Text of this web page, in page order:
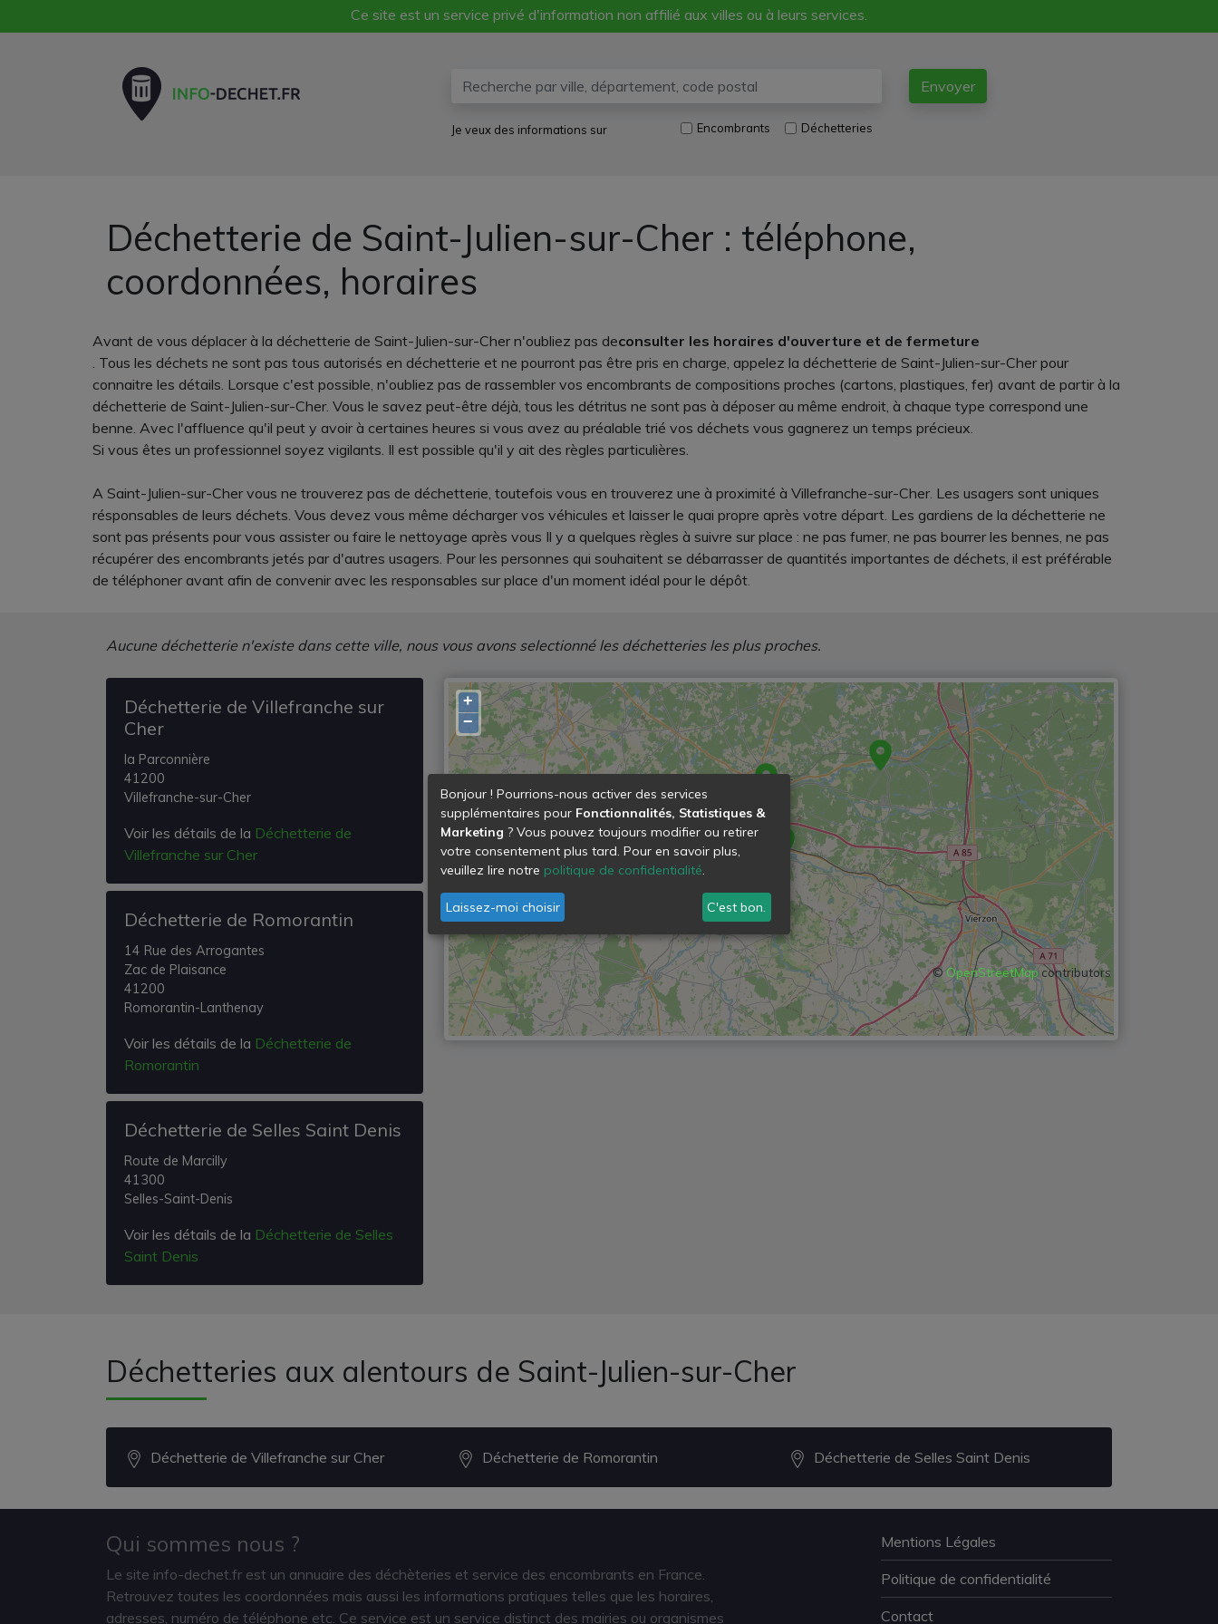
Ce site est un service privé d'information non affilié aux villes ou à leurs services.
Envoyer
Je veux des informations sur Encombrants Déchetteries
Déchetterie de Saint-Julien-sur-Cher : téléphone,
coordonnées, horaires
Avant de vous déplacer à la déchetterie de Saint-Julien-sur-Cher n'oubliez pas deconsulter les horaires d'ouverture et de fermeture
. Tous les déchets ne sont pas tous autorisés en déchetterie et ne pourront pas être pris en charge, appelez la déchetterie de Saint-Julien-sur-Cher pour
connaitre les détails. Lorsque c'est possible, n'oubliez pas de rassembler vos encombrants de compositions proches (cartons, plastiques, fer) avant de partir à la
déchetterie de Saint-Julien-sur-Cher. Vous le savez peut-être déjà, tous les détritus ne sont pas à déposer au même endroit, à chaque type correspond une
benne. Avec l'affluence qu'il peut y avoir à certaines heures si vous avez au préalable trié vos déchets vous gagnerez un temps précieux.
Si vous êtes un professionnel soyez vigilants. Il est possible qu'il y ait des règles particulières.
A Saint-Julien-sur-Cher vous ne trouverez pas de déchetterie, toutefois vous en trouverez une à proximité à Villefranche-sur-Cher. Les usagers sont uniques
résponsables de leurs déchets. Vous devez vous même décharger vos véhicules et laisser le quai propre après votre départ. Les gardiens de la déchetterie ne
sont pas présents pour vous assister ou faire le nettoyage après vous Il y a quelques règles à suivre sur place : ne pas fumer, ne pas bourrer les bennes, ne pas
récupérer des encombrants jetés par d'autres usagers. Pour les personnes qui souhaitent se débarrasser de quantités importantes de déchets, il est préférable
de téléphoner avant afin de convenir avec les responsables sur place d'un moment idéal pour le dépôt.
Aucune déchetterie n'existe dans cette ville, nous vous avons selectionné les déchetteries les plus proches.
Déchetterie de Villefranche sur
Cher
la Parconnière
41200
Villefranche-sur-Cher
Voir les détails de la Déchetterie de
Villefranche sur Cher
Déchetterie de Romorantin
14 Rue des Arrogantes
Zac de Plaisance
41200
Romorantin-Lanthenay
Voir les détails de la Déchetterie de
Romorantin
Déchetterie de Selles Saint Denis
Route de Marcilly
41300
Selles-Saint-Denis
Voir les détails de la Déchetterie de Selles
Saint Denis
+
−
©OpenStreetMapcontributors
Déchetteries aux alentours de Saint-Julien-sur-Cher
Déchetterie de Villefranche sur Cher Déchetterie de Romorantin Déchetterie de Selles Saint Denis
Qui sommes nous ?
Le site info-dechet.fr est un annuaire des déchèteries et service des encombrants en France.
Retrouvez toutes les coordonnées mais aussi les informations pratiques telles que les horaires,
adresses, numéro de téléphone etc. Ce service est un service distinct des mairies ou organismes
Mentions Légales
Politique de confidentialité
Contact
Bonjour ! Pourrions-nous activer des services
supplémentaires pour Fonctionnalités, Statistiques &
Marketing ? Vous pouvez toujours modifier ou retirer
votre consentement plus tard. Pour en savoir plus,
veuillez lire notre politique de confidentialité.
Laissez-moi choisir C'est bon.